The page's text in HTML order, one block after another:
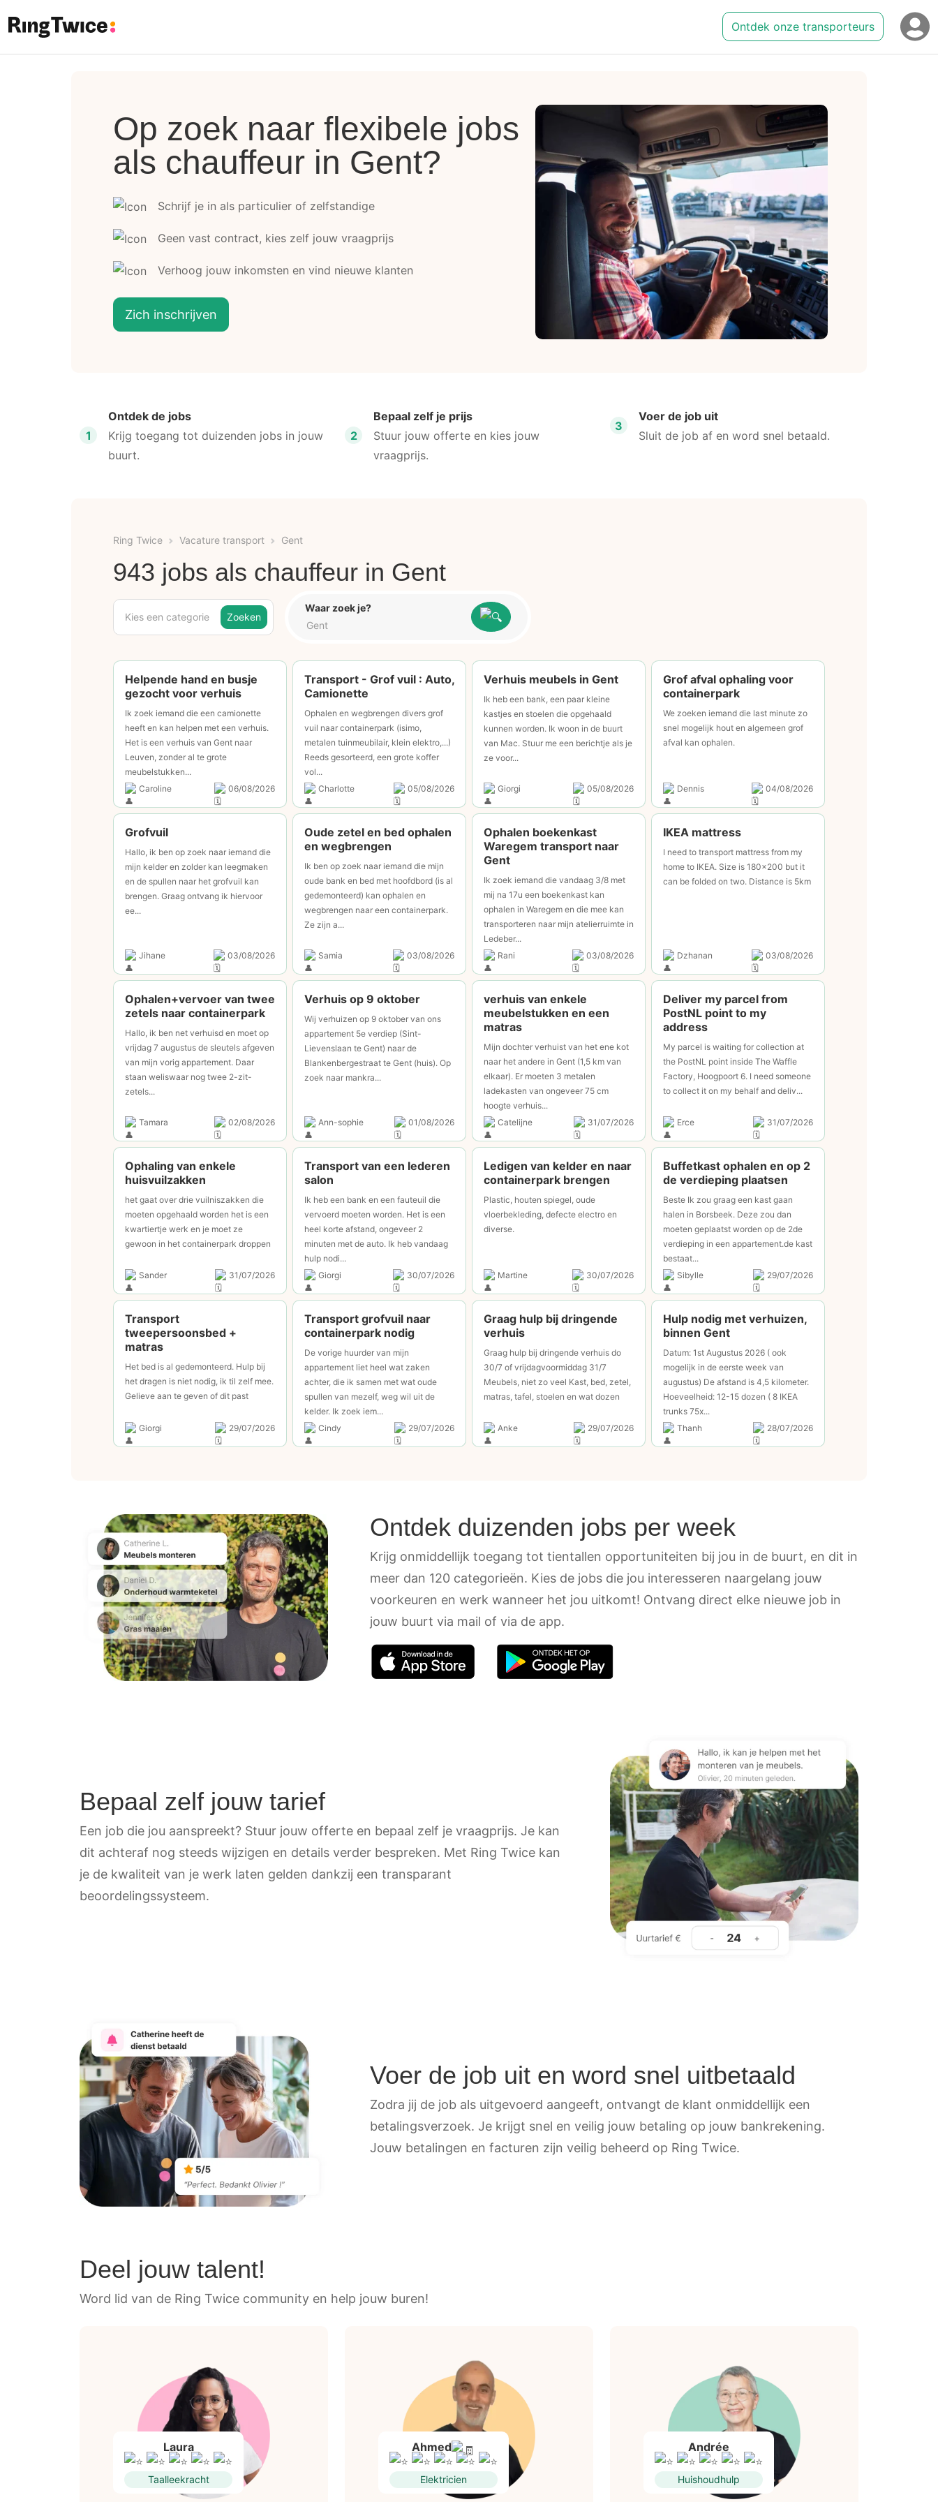
Ontdek onze transporteurs
Op zoek naar flexibele jobs
als chauffeur in Gent?
Schrijf je in als particulier of zelfstandige
Geen vast contract, kies zelf jouw vraagprijs
Verhoog jouw inkomsten en vind nieuwe klanten
Zich inschrijven
1
Ontdek de jobs
Krijg toegang tot duizenden jobs in jouw
buurt.
2
Bepaal zelf je prijs
Stuur jouw offerte en kies jouw
vraagprijs.
3
Voer de job uit
Sluit de job af en word snel betaald.
Ring Twice Vacature transport Gent
943 jobs als chauffeur in Gent
Kies een categorie Zoeken
Waar zoek je?
Helpende hand en busje
gezocht voor verhuis
Ik zoek iemand die een camionette
heeft en kan helpen met een verhuis.
Het is een verhuis van Gent naar
Leuven, zonder al te grote
meubelstukken...
Caroline
06/08/2026
Transport - Grof vuil : Auto,
Camionette
Ophalen en wegbrengen divers grof
vuil naar containerpark (isimo,
metalen tuinmeubilair, klein elektro,...)
Reeds gesorteerd, een grote koffer
vol...
Charlotte
05/08/2026
⁠Verhuis meubels in Gent
Ik heb een bank, een paar kleine
kastjes en stoelen die opgehaald
kunnen worden. Ik woon in de buurt
van Mac. Stuur me een berichtje als je
ze voor...
Giorgi 05/08/2026
Grof afval ophaling voor
containerpark
We zoeken iemand die last minute zo
snel mogelijk hout en algemeen grof
afval kan ophalen.
Dennis 04/08/2026
Grofvuil
Hallo, ik ben op zoek naar iemand die
mijn kelder en zolder kan leegmaken
en de spullen naar het grofvuil kan
brengen. Graag ontvang ik hiervoor
ee...
Jihane 03/08/2026
Oude zetel en bed ophalen
en wegbrengen
Ik ben op zoek naar iemand die mijn
oude bank en bed met hoofdbord (is al
gedemonteerd) kan ophalen en
wegbrengen naar een containerpark.
Ze zijn a...
Samia 03/08/2026
Ophalen boekenkast
Waregem transport naar
Gent
Ik zoek iemand die vandaag 3/8 met
mij na 17u een boekenkast kan
ophalen in Waregem en die mee kan
transporteren naar mijn atelierruimte in
Ledeber...
Rani
03/08/2026
IKEA mattress
I need to transport mattress from my
home to IKEA. Size is 180x200 but it
can be folded on two. Distance is 5km
Dzhanan 03/08/2026
Ophalen+vervoer van twee
zetels naar containerpark
Hallo, ik ben net verhuisd en moet op
vrijdag 7 augustus de sleutels afgeven
van mijn vorig appartement. Daar
staan weliswaar nog twee 2-zit-
zetels...
Tamara 02/08/2026
Verhuis op 9 oktober
Wij verhuizen op 9 oktober van ons
appartement 5e verdiep (Sint-
Lievenslaan te Gent) naar de
Blankenbergestraat te Gent (huis). Op
zoek naar mankra...
Ann-sophie 01/08/2026
verhuis van enkele
meubelstukken en een
matras
Mijn dochter verhuist van het ene kot
naar het andere in Gent (1,5 km van
elkaar). Er moeten 3 metalen
ladekasten van ongeveer 75 cm
hoogte verhuis...
Catelijne
31/07/2026
Deliver my parcel from
PostNL point to my
address
My parcel is waiting for collection at
the PostNL point inside The Waffle
Factory, Hoogpoort 6. I need someone
to collect it on my behalf and deliv...
Erce 31/07/2026
Ophaling van enkele
huisvuilzakken
het gaat over drie vuilniszakken die
moeten opgehaald worden het is een
kwartiertje werk en je moet ze
gewoon in het containerpark droppen
Sander 31/07/2026
Transport van een lederen
salon⁠
Ik heb een bank en een fauteuil die
vervoerd moeten worden. Het is een
heel korte afstand, ongeveer 2
minuten met de auto. Ik heb vandaag
hulp nodi...
Giorgi
30/07/2026
Ledigen van kelder en naar
containerpark brengen
Plastic, houten spiegel, oude
vloerbekleding, defecte electro en
diverse.
Martine 30/07/2026
Buffetkast ophalen en op 2
de verdieping plaatsen
Beste Ik zou graag een kast gaan
halen in Borsbeek. Deze zou dan
moeten geplaatst worden op de 2de
verdieping in een appartement.de kast
bestaat...
Sibylle
29/07/2026
⁠Transport
tweepersoonsbed +
matras
Het bed is al gedemonteerd. Hulp bij
het dragen is niet nodig, ik til zelf mee.
Gelieve aan te geven of dit past
Giorgi 29/07/2026
Transport grofvuil naar
containerpark nodig
De vorige huurder van mijn
appartement liet heel wat zaken
achter, die ik samen met wat oude
spullen van mezelf, weg wil uit de
kelder. Ik zoek iem...
Cindy
29/07/2026
Graag hulp bij dringende
verhuis
Graag hulp bij dringende verhuis do
30/7 of vrijdagvoormiddag 31/7
Meubels, niet zo veel Kast, bed, zetel,
matras, tafel, stoelen en wat dozen
Anke 29/07/2026
Hulp nodig met verhuizen,
binnen Gent
Datum: 1st Augustus 2026 ( ook
mogelijk in de eerste week van
augustus) De afstand is 4,5 kilometer.
Hoeveelheid: 12-15 dozen ( 8 IKEA
trunks 75x...
Thanh
28/07/2026
Ontdek duizenden jobs per week
Krijg onmiddellijk toegang tot tientallen opportuniteiten bij jou in de buurt, en dit in
meer dan 120 categorieën. Kies de jobs die jou interesseren naargelang jouw
voorkeuren en werk wanneer het jou uitkomt! Ontvang direct elke nieuwe job in
jouw buurt via mail of via de app.
Bepaal zelf jouw tarief
Een job die jou aanspreekt? Stuur jouw offerte en bepaal zelf je vraagprijs. Je kan
dit achteraf nog steeds wijzigen en details verder bespreken. Met Ring Twice kan
je de kwaliteit van je werk laten gelden dankzij een transparant
beoordelingssysteem.
Voer de job uit en word snel uitbetaald
Zodra jij de job als uitgevoerd aangeeft, ontvangt de klant onmiddellijk een
betalingsverzoek. Je krijgt snel en veilig jouw betaling op jouw bankrekening.
Jouw betalingen en facturen zijn veilig beheerd op Ring Twice.
Deel jouw talent!
Word lid van de Ring Twice community en help jouw buren!
Laura
Taalleekracht
Ahmed
Elektricien
Andrée
Huishoudhulp